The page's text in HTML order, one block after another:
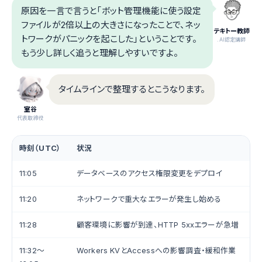
テキトー教師
.AI認定講師
原因を一言で言うと「ボット管理機能に使う設定
ファイルが2倍以上の大きさになったことで、ネッ
トワークがパニックを起こした」ということです。
もう少し詳しく追うと理解しやすいですよ。
室谷
代表取締役
タイムラインで整理するとこうなります。
時刻（UTC） 状況
11:05 データベースのアクセス権限変更をデプロイ
11:20 ネットワークで重大なエラーが発生し始める
11:28 顧客環境に影響が到達、HTTP 5xxエラーが急増
11:32〜
Workers KVとAccessへの影響調査・緩和作業